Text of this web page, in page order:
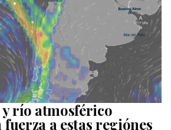
río atmosférico
a estas regiónes